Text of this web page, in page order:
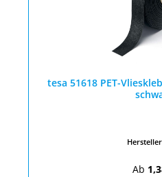
tesa 51618 PET-
Ab